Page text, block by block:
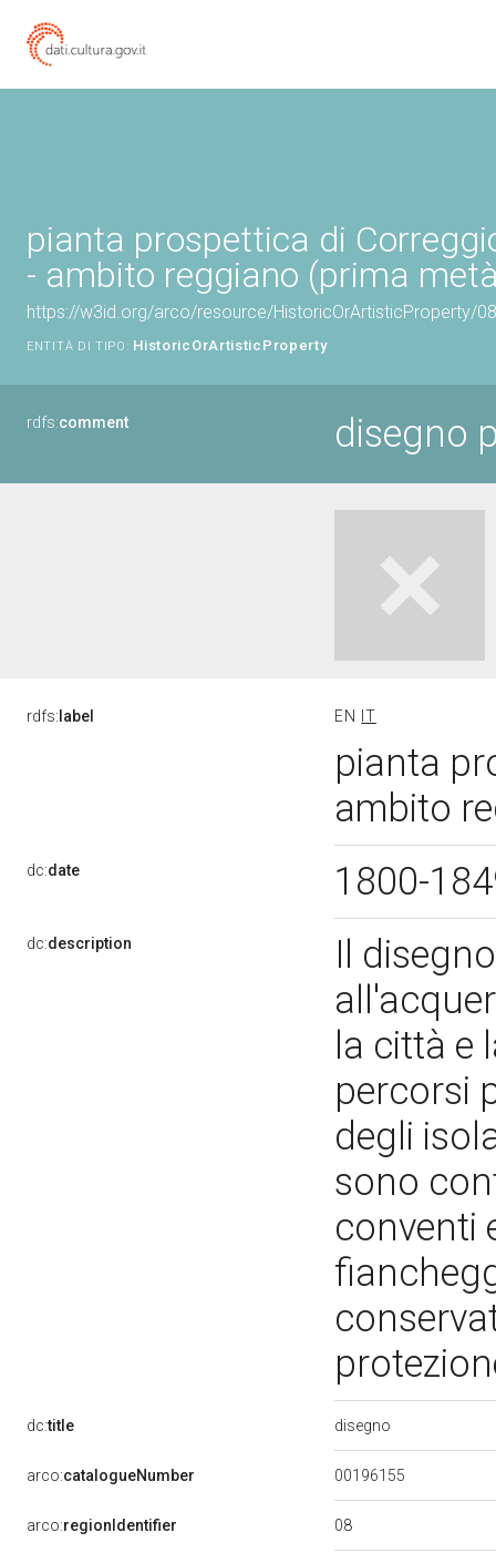
pianta prospettica di
- ambito reggiano (prima
https://w3id.org/arco/resource/HistoricOrArtisticProperty/
ENTITÀ DI TIPO: HistoricOrArtisticProperty
rdfs:comment disegno
rdfs: label EN IT
pianta
ambito
dc:date 1800-
dc:description
Il
la città e
percorsi
degli
sono
conventi
dc:title disegno
arco:catalogueNumber 00196155
arco:regionIdentifier 08